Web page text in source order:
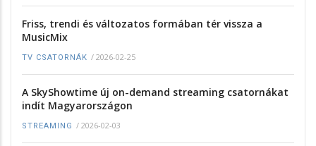
Friss, trendi és változatos formában tér vissza a
MusicMix
TV CSATORNÁK / 2026-02-25
A SkyShowtime új on-demand streaming csatornákat
indít Magyarországon
STREAMING / 2026-02-03